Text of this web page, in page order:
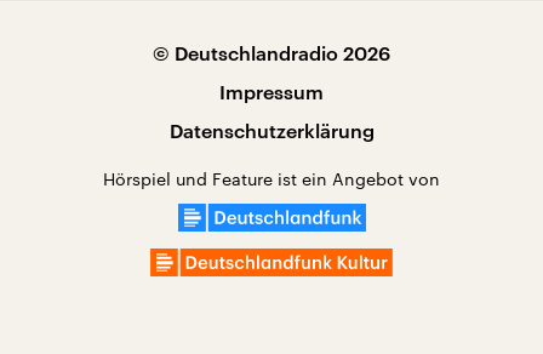
© Deutschlandradio 2026
Impressum
Datenschutzerklärung
Hörspiel und Feature ist ein Angebot von